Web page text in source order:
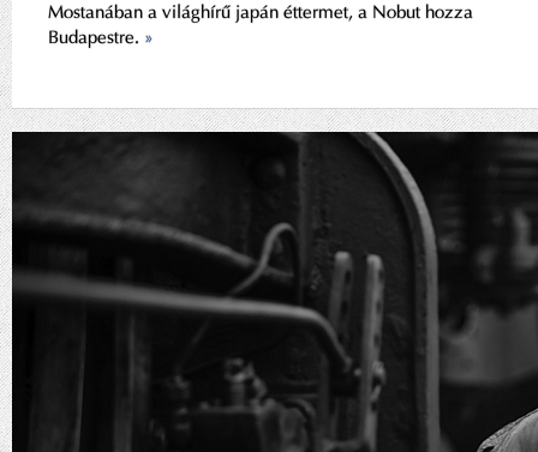
Mostanában a világhírű japán éttermet, a Nobut hozza
Budapestre. »